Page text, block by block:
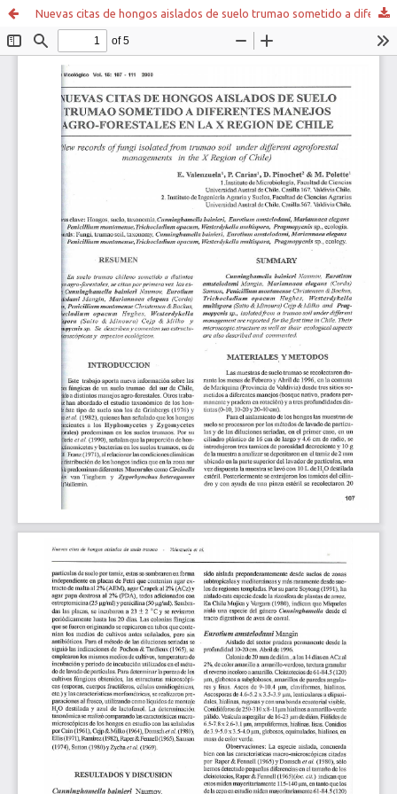
Nuevas citas de hongos aislados de suelo trumao sometido a diferentes manejos agro-forestales en la X región de Chile.